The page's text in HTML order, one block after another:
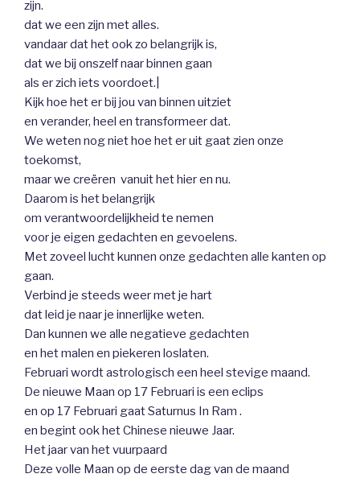
zijn.
dat we een zijn met alles.
vandaar dat het ook zo belangrijk is,
dat we bij onszelf naar binnen gaan
als er zich iets voordoet.|
Kijk hoe het er bij jou van binnen uitziet
en verander, heel en transformeer dat.
We weten nog niet hoe het er uit gaat zien onze
toekomst,
maar we creëren vanuit het hier en nu.
Daarom is het belangrijk
om verantwoordelijkheid te nemen
voor je eigen gedachten en gevoelens.
Met zoveel lucht kunnen onze gedachten alle kanten op
gaan.
Verbind je steeds weer met je hart
dat leid je naar je innerlijke weten.
Dan kunnen we alle negatieve gedachten
en het malen en piekeren loslaten.
Februari wordt astrologisch een heel stevige maand.
De nieuwe Maan op 17 Februari is een eclips
en op 17 Februari gaat Saturnus In Ram .
en begint ook het Chinese nieuwe Jaar.
Het jaar van het vuurpaard
Deze volle Maan op de eerste dag van de maand